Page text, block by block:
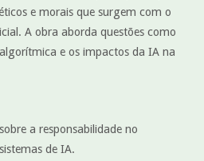
e morais que surgem com o
A obra aborda questões como
e os impactos da IA na
a responsabilidade no
de IA.